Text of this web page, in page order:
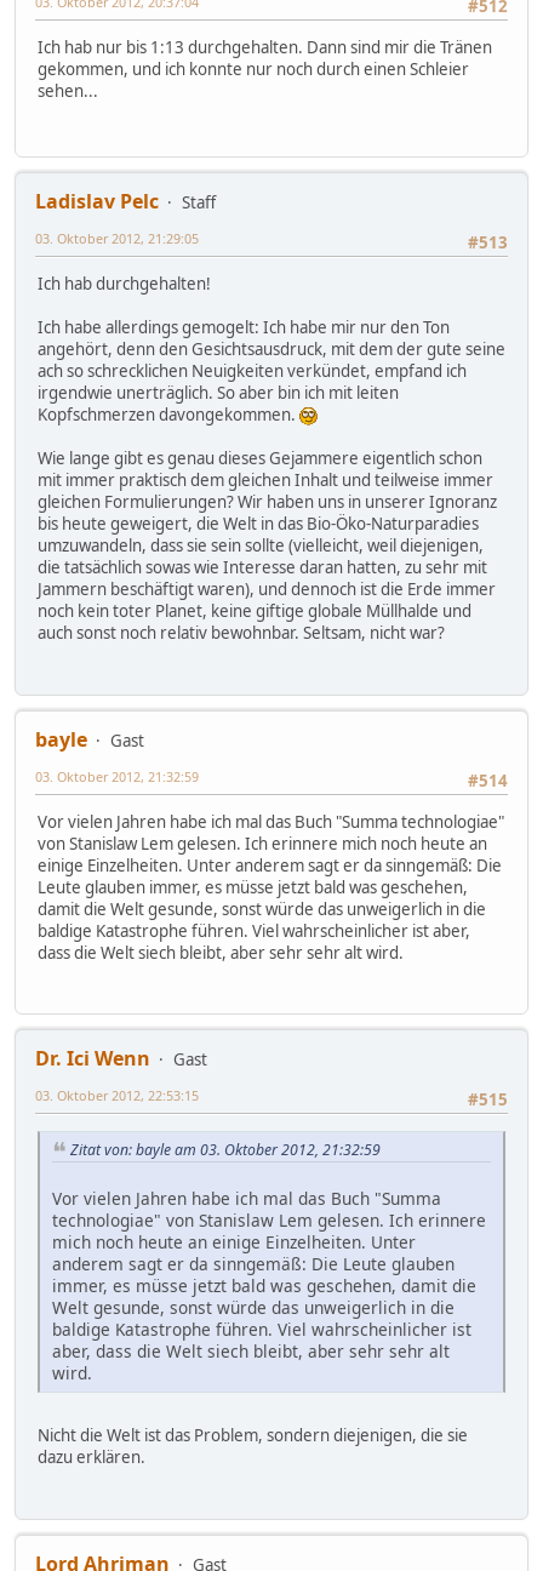
#512
Ich hab nur bis 1:13 durchgehalten. Dann sind mir die Tränen
gekommen, und ich konnte nur noch durch einen Schleier
sehen...
Ladislav Pelc
Staff
#513
03. Oktober 2012, 21:29:05
Ich hab durchgehalten!
Ich habe allerdings gemogelt: Ich habe mir nur den Ton
angehört, denn den Gesichtsausdruck, mit dem der gute seine
ach so schrecklichen Neuigkeiten verkündet, empfand ich
irgendwie unerträglich. So aber bin ich mit leiten
Kopfschmerzen davongekommen.
Wie lange gibt es genau dieses Gejammere eigentlich schon
mit immer praktisch dem gleichen Inhalt und teilweise immer
gleichen Formulierungen? Wir haben uns in unserer Ignoranz
bis heute geweigert, die Welt in das Bio-Öko-Naturparadies
umzuwandeln, dass sie sein sollte (vielleicht, weil diejenigen,
die tatsächlich sowas wie Interesse daran hatten, zu sehr mit
Jammern beschäftigt waren), und dennoch ist die Erde immer
noch kein toter Planet, keine giftige globale Müllhalde und
auch sonst noch relativ bewohnbar. Seltsam, nicht war?
bayle
Gast
#514
03. Oktober 2012, 21:32:59
Vor vielen Jahren habe ich mal das Buch "Summa technologiae"
von Stanislaw Lem gelesen. Ich erinnere mich noch heute an
einige Einzelheiten. Unter anderem sagt er da sinngemäß: Die
Leute glauben immer, es müsse jetzt bald was geschehen,
damit die Welt gesunde, sonst würde das unweigerlich in die
baldige Katastrophe führen. Viel wahrscheinlicher ist aber,
dass die Welt siech bleibt, aber sehr sehr alt wird.
Dr. Ici Wenn
Gast
#515
03. Oktober 2012, 22:53:15
Zitat von: bayle am 03. Oktober 2012, 21:32:59
Vor vielen Jahren habe ich mal das Buch "Summa
technologiae" von Stanislaw Lem gelesen. Ich erinnere
mich noch heute an einige Einzelheiten. Unter
anderem sagt er da sinngemäß: Die Leute glauben
immer, es müsse jetzt bald was geschehen, damit die
Welt gesunde, sonst würde das unweigerlich in die
baldige Katastrophe führen. Viel wahrscheinlicher ist
aber, dass die Welt siech bleibt, aber sehr sehr alt
wird.
Nicht die Welt ist das Problem, sondern diejenigen, die sie
dazu erklären.
Lord Ahriman Gast